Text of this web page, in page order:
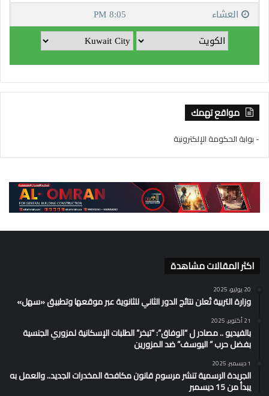
مواقع تهمك
- بوابة الحكومة الإلكترونية
اكثر المقالات مشاهدة
20 يوليو، 2025
وزارة التربية تُعلن نتائج الدور الثاني للثانوية عبر موقعها وتطبيق «سهل»
21 أكتوبر، 2025
بالفيديو .. مصادر ل “الوفاق”: “تبخر” الطلبات الإسكانية لمزوري الجنسية
بفضل حرب ” اليوسف” ضد المزورين
1 ديسمبر، 2025
الجريدة الرسمية تنشر مرسوم قانون مكافحة المخدرات الجديد.. والعمل به
يبدأ من 15 ديسمبر